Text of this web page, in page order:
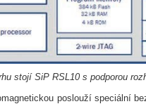
stojí SiP RSL10 s podporou
poslouží speciální